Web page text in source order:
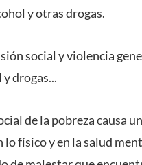
y otras drogas.
social y violencia
drogas...
de la pobreza causa
físico y en la salud